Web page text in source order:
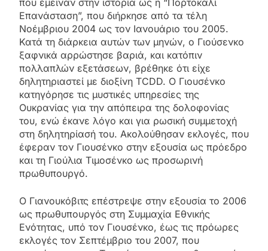
Επανάσταση”, που διήρκησε από τα τέλη
Νοέμβριου 2004 ως τον Ιανουάριο του 2005.
Κατά τη διάρκεια αυτών των μηνών, ο Γιούσενκο
ξαφνικά αρρώστησε βαριά, και κατόπιν
πολλαπλών εξετάσεων, βρέθηκε ότι είχε
δηλητηριαστεί με διοξίνη TCDD. Ο Γιουσένκο
κατηγόρησε τις μυστικές υπηρεσίες της
Ουκρανίας για την απόπειρα της δολοφονίας
του, ενώ έκανε λόγο και για ρωσική συμμετοχή
στη δηλητηρίασή του. Ακολούθησαν εκλογές, που
έφεραν τον Γιουσένκο στην εξουσία ως πρόεδρο
και τη Γιούλια Τιμοσένκο ως προσωρινή
πρωθυπουργό.
Ο Γιανουκόβιτς επέστρεψε στην εξουσία το 2006
ως πρωθυπουργός στη Συμμαχία Εθνικής
Ενότητας, υπό τον Γιουσένκο, έως τις πρόωρες
εκλογές τον Σεπτέμβριο του 2007, που